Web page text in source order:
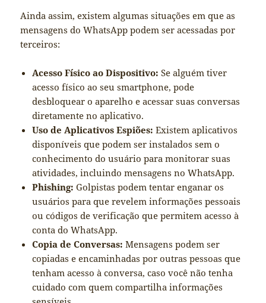
Ainda assim, existem algumas situações em que as
mensagens do WhatsApp podem ser acessadas por
terceiros:
Acesso Físico ao Dispositivo: Se alguém tiver
acesso físico ao seu smartphone, pode
desbloquear o aparelho e acessar suas conversas
diretamente no aplicativo.
Uso de Aplicativos Espiões: Existem aplicativos
disponíveis que podem ser instalados sem o
conhecimento do usuário para monitorar suas
atividades, incluindo mensagens no WhatsApp.
Phishing: Golpistas podem tentar enganar os
usuários para que revelem informações pessoais
ou códigos de verificação que permitem acesso à
conta do WhatsApp.
Copia de Conversas: Mensagens podem ser
copiadas e encaminhadas por outras pessoas que
tenham acesso à conversa, caso você não tenha
cuidado com quem compartilha informações